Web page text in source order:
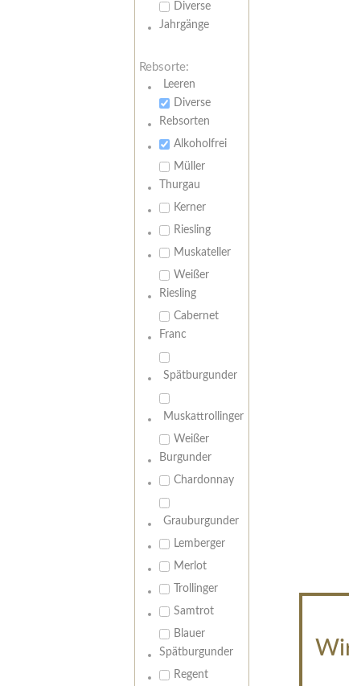
Diverse
Jahrgänge
Rebsorte:
Leeren
Diverse
Rebsorten
Alkoholfrei
Müller
Thurgau
Kerner
Riesling
Muskateller
Weißer
Riesling
Cabernet
Franc
Spätburgunder
Muskattrollinger
Weißer
Burgunder
Chardonnay
Grauburgunder
Lemberger
Merlot
Trollinger
Samtrot
Blauer
Spätburgunder
Regent